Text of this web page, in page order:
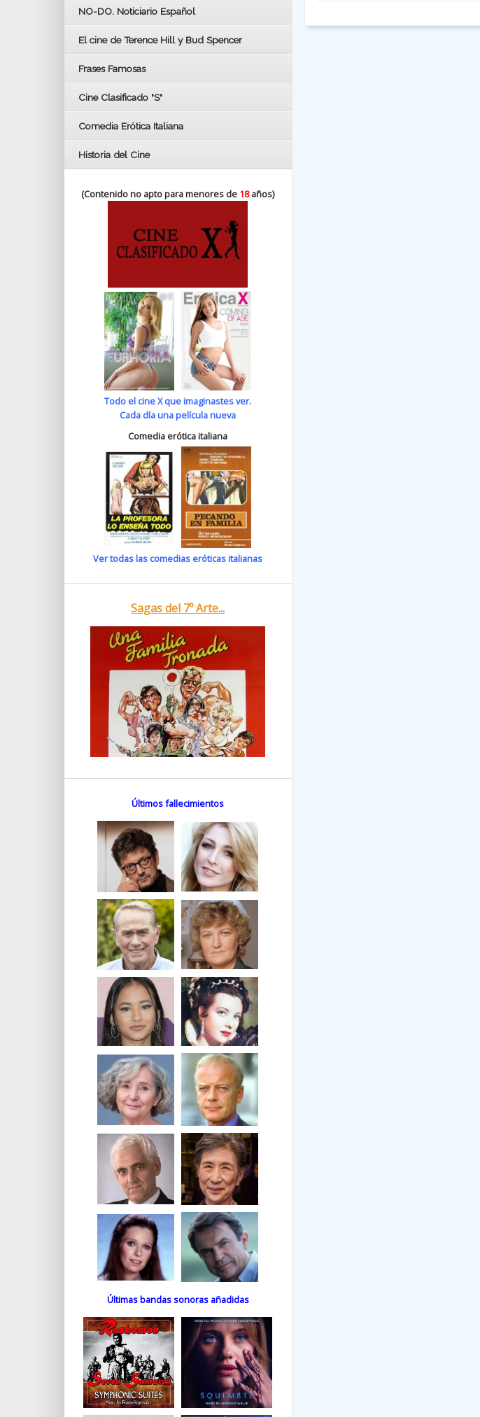
BAFTA
NO-DO. Noticiario Español
El cine de Terence Hill y Bud Spencer
Frases Famosas
Cine Clasificado "S"
Comedia Erótica Italiana
Historia del Cine
(Contenido no apto para menores de 18años)
Todo el cine X que imaginastes ver.
Cada día una película nueva
Comedia erótica italiana
Ver todas las comedias eróticas italianas
Sagas del 7º Arte...
Últimos fallecimientos
Últimas bandas sonoras añadidas